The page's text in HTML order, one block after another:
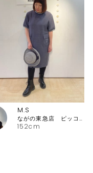
152cm
M.S
ながの東急店 ピッコーネ・ピッコーネクラブ